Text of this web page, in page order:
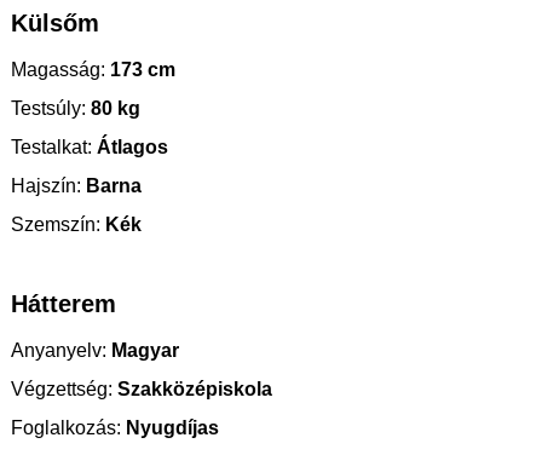
Külsőm
Magasság: 173 cm
Testsúly: 80 kg
Testalkat: Átlagos
Hajszín: Barna
Szemszín: Kék
Hátterem
Anyanyelv: Magyar
Végzettség: Szakközépiskola
Foglalkozás: Nyugdíjas